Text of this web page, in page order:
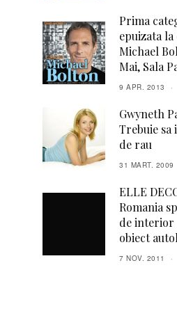
Prima
epuizata
Michael
Mai, Sala
9 APR. 2013
Gwyneth
Trebuie
de rau
31 MART. 2009
ELLE
Romania
de interior
obiect
7 NOV. 2011